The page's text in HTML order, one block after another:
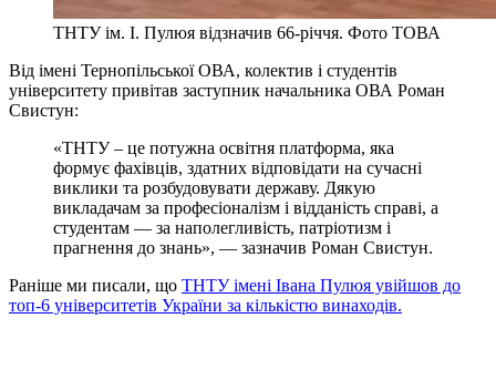
ТНТУ ім. І. Пулюя відзначив 66-річчя. Фото ТОВА
Від імені Тернопільської ОВА, колектив і студентів
університету привітав заступник начальника ОВА Роман
Свистун:
«ТНТУ – це потужна освітня платформа, яка
формує фахівців, здатних відповідати на сучасні
виклики та розбудовувати державу. Дякую
викладачам за професіоналізм і відданість справі, а
студентам — за наполегливість, патріотизм і
прагнення до знань», — зазначив Роман Свистун.
Раніше ми писали, що ТНТУ імені Івана Пулюя увійшов до
топ-6 університетів України за кількістю винаходів.